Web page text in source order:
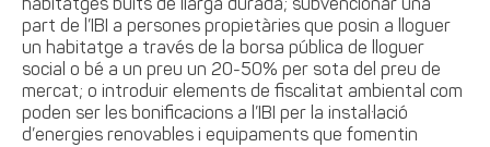
habitatges buits de llarga durada; subvencionar una
part de l’IBI a persones propietàries que posin a lloguer
un habitatge a través de la borsa pública de lloguer
social o bé a un preu un 20-50% per sota del preu de
mercat; o introduir elements de fiscalitat ambiental com
poden ser les bonificacions a l’IBI per la instal·lació
d’energies renovables i equipaments que fomentin